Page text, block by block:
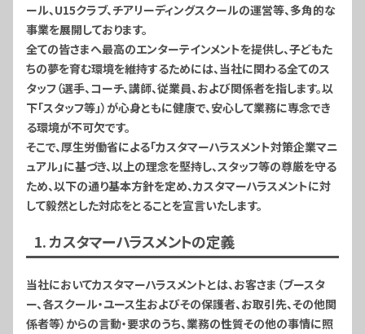
ール、U15クラブ、チアリーディングスクールの運営等、多角的な
事業を展開しております。
全ての皆さまへ最高のエンターテインメントを提供し、子どもた
ちの夢を育む環境を維持するためには、当社に関わる全てのス
タッフ（選手、コーチ、講師、従業員、および関係者を指します。以
下「スタッフ等」）が心身ともに健康で、安心して業務に専念でき
る環境が不可欠です。
そこで、厚生労働省による「カスタマーハラスメント対策企業マニ
ュアル」に基づき、以上の理念を堅持し、スタッフ等の尊厳を守る
ため、以下の通り基本方針を定め、カスタマーハラスメントに対
して毅然とした対応をとることを宣言いたします。
1. カスタマーハラスメントの定義
当社においてカスタマーハラスメントとは、お客さま（ブースタ
ー、各スクール・ユース生およびその保護者、お取引先、その他関
係者等）からの言動・要求のうち、業務の性質その他の事情に照